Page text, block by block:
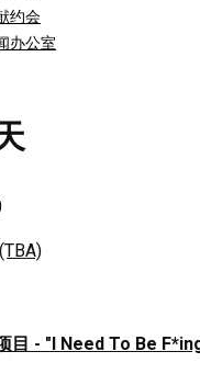
约会
办公室
目 - "I Need To Be